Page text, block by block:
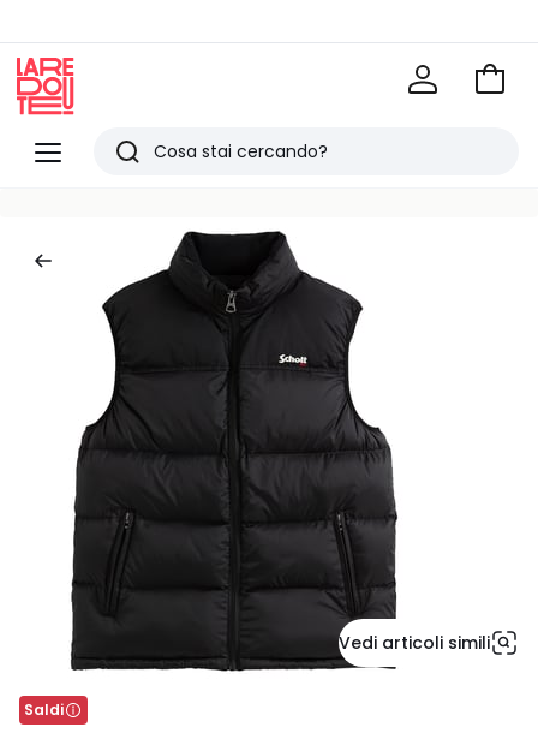
Menu
Redoute
Ricerca
articoli
visti
Vai
Vedi articoli simili
Saldi